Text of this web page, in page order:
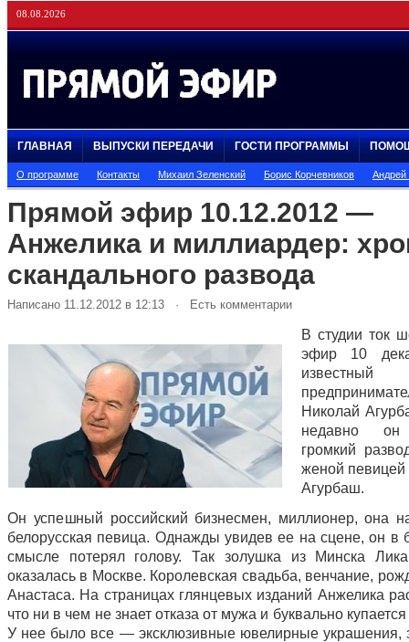
08.08.2026
ГЛАВНАЯ ВЫПУСКИ ПЕРЕДАЧИ ГОСТИ ПРОГРАММЫ
О программе Контакты Михаил Зеленский Борис Корчевников
Прямой эфир 10.12.2012 —
Анжелика и миллиардер:
скандального развода
Написано 11.12.2012 в 12:13 · Есть комментарии
В студии ток
эфир 10
известный
Николай
недавно он
громкий
женой
Агурбаш.
Он успешный российский бизнесмен, миллионер, она
белорусская певица. Однажды увидев ее на сцене, он в
смысле потерял голову. Так золушка из Минска
оказалась в Москве. Королевская свадьба, венчание,
Анастаса. На страницах глянцевых изданий Анжелика
что ни в чем не знает отказа от мужа и буквально
У нее было все — эксклюзивные ювелирные украшения,